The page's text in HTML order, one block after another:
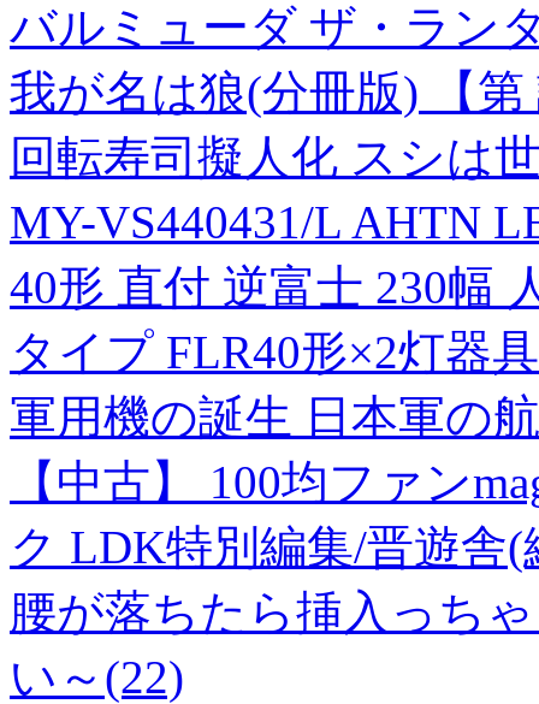
バルミューダ ザ・ラン
我が名は狼(分冊版) 【第
回転寿司擬人化 スシは
MY-VS440431/L AHTN
40形 直付 逆富士 230幅
タイプ FLR40形×2灯器
軍用機の誕生 日本軍の
【中古】 100均ファン
ク LDK特別編集/晋遊舎(
腰が落ちたら挿入っち
い～(22)